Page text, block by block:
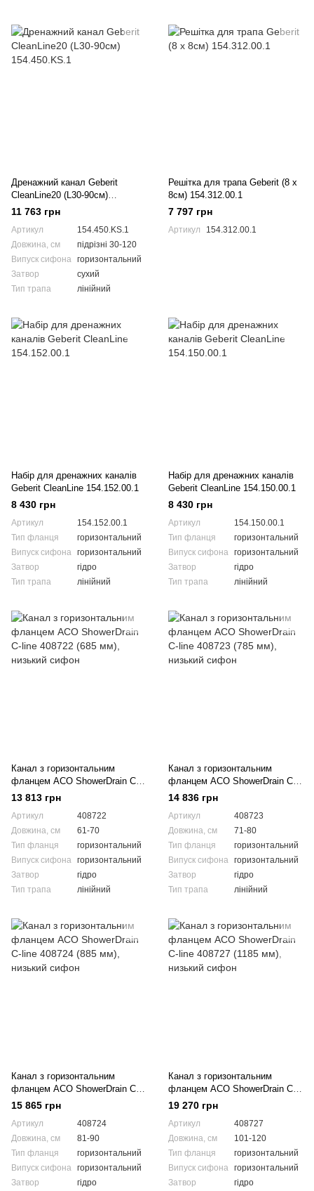
Дренажний канал Geberit
CleanLine20 (L30-90см)
154.450.KS.1
11 763 грн
Артикул
154.450.KS.1
Довжина, см
підрізні 30-120
Випуск сифона горизонтальний
Затвор
сухий
Тип трапа
лінійний
Решітка для трапа Geberit (8 x
8см) 154.312.00.1
7 797 грн
Артикул 154.312.00.1
Набір для дренажних каналів
Geberit CleanLine 154.152.00.1
8 430 грн
Артикул
154.152.00.1
Тип фланця
горизонтальний
Випуск сифона горизонтальний
Затвор
гідро
Тип трапа
лінійний
Набір для дренажних каналів
Geberit CleanLine 154.150.00.1
8 430 грн
Артикул
154.150.00.1
Тип фланця
горизонтальний
Випуск сифона горизонтальний
Затвор
гідро
Тип трапа
лінійний
Канал з горизонтальним
фланцем ACO ShowerDrain C-
line 408722 (685 мм), низький
13 813 грн
Артикул
408722
Довжина, см
61-70
Тип фланця
горизонтальний
Випуск сифона горизонтальний
Затвор
гідро
Тип трапа
лінійний
Канал з горизонтальним
фланцем ACO ShowerDrain C-
line 408723 (785 мм), низький
14 836 грн
Артикул
408723
Довжина, см
71-80
Тип фланця
горизонтальний
Випуск сифона горизонтальний
Затвор
гідро
Тип трапа
лінійний
Канал з горизонтальним
фланцем ACO ShowerDrain C-
line 408724 (885 мм), низький
15 865 грн
Артикул
408724
Довжина, см
81-90
Тип фланця
горизонтальний
Випуск сифона горизонтальний
Затвор
гідро
Канал з горизонтальним
фланцем ACO ShowerDrain C-
line 408727 (1185 мм), низький
19 270 грн
Артикул
408727
Довжина, см
101-120
Тип фланця
горизонтальний
Випуск сифона горизонтальний
Затвор
гідро